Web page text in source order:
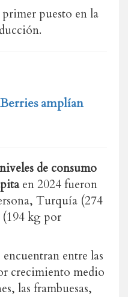
puesto en la
amplían
de consumo
en 2024 fueron
Turquía (274
kg por
entre las
crecimiento medio
las frambuesas,